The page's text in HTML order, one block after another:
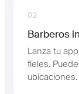
02
Barberos
Lanza tu
fieles.
ubicaciones.